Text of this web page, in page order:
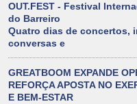
OUT.FEST - Festival
do Barreiro
Quatro dias de concertos,
conversas e
GREATBOOM EXPANDE
REFORÇA APOSTA NO
E BEM-ESTAR